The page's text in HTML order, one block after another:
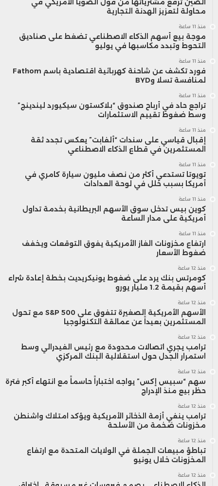
الصين ترفع مشترياتها من فول الصويا الأمريكي في
محاولة لتعزيز الهدنة التجارية
منذ 11 ساعة
موجة بيع أسهم الذكاء الاصطناعي تضغط على صناديق
التحوط وتبدد مكاسبها في يوليو
منذ 11 ساعة
فورد تكشف عن شاحنة كهربائية اقتصادية باسم Fathom
لمنافسة تسلا وBYD
منذ 11 ساعة
تراجع حاد في أرباح صندوق “بلاكستون سيكيورد ليندينج”
وسط ضغوط تقييم الاستثمارات
منذ 11 ساعة
إقبال قياسي على سندات “ألفابت” يعكس تجدد ثقة
المستثمرين في قطاع الذكاء الاصطناعي
منذ 11 ساعة
تويوتا تستدعي أكثر من نصف مليون سيارة كامري في
أمريكا بسبب خلل في لوحة العدادات
منذ 11 ساعة
كوين بيس تدخل سوق الأسهم البريطانية بخدمة تداول
أمريكية على مدار الساعة
منذ 11 ساعة
ارتفاع مخزونات الغاز الأمريكية يفوق التوقعات ويخفف
ضغوط الأسعار
منذ 12 ساعة
كومرتس بنك يرد على ضغوط يونيكريديت بخطة إعادة شراء
أسهم بقيمة 1.2 مليار يورو
منذ 12 ساعة
الأسهم الأمريكية الصغيرة تتفوق على S&P 500 مع تحول
المستثمرين بعيداً عن عمالقة التكنولوجيا
منذ 12 ساعة
ترامب يجري اتصالات محدودة مع رئيس الفيدرالي وسط
استمرار الجدل حول استقلالية البنك المركزي
منذ 12 ساعة
سهم “سبيس إكس” يواجه اختباراً حاسماً مع انتهاء أكبر فترة
حظر بيع منذ الإدراج
منذ 12 ساعة
ترامب ينفي أزمة الذخائر الأمريكية ويؤكد امتلاك واشنطن
مخزونات ضخمة من الأسلحة
منذ 12 ساعة
تباطؤ مبيعات الجملة في الولايات المتحدة مع ارتفاع
المخزونات خلال يونيو
منذ 12 ساعة